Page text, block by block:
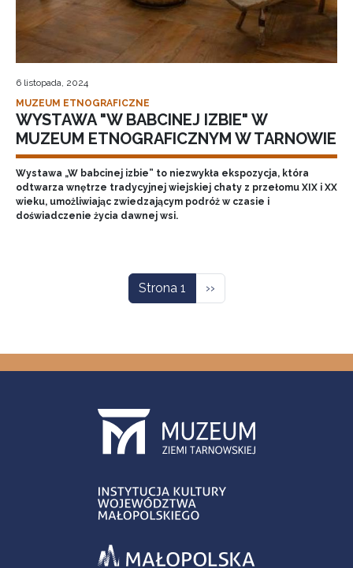
6 listopada, 2024
MUZEUM ETNOGRAFICZNE
WYSTAWA "W BABCINEJ IZBIE" W
MUZEUM ETNOGRAFICZNYM W TARNOWIE
Wystawa „W babcinej izbie” to niezwykła ekspozycja, która
odtwarza wnętrze tradycyjnej wiejskiej chaty z przełomu XIX i XX
wieku, umożliwiając zwiedzającym podróż w czasie i
doświadczenie życia dawnej wsi.
Strona 1 Następna strona
››